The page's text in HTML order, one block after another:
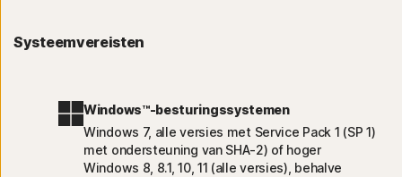
Systeemvereisten
Windows™-besturingssystemen
Windows 7, alle versies met Service Pack 1 (SP 1)
met ondersteuning van SHA-2) of hoger
Windows 8, 8.1, 10, 11 (alle versies), behalve